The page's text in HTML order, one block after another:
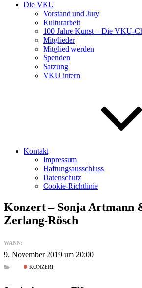
Die VKU
Vorstand und Jury
Kulturarbeit
100 Jahre Kunst – Die VKU-
Mitglieder
Mitglied werden
Spenden
Satzung
VKU intern
Kontakt
Impressum
Haftungsausschluss
Datenschutz
Cookie-Richtlinie
Konzert – Sonja Artmann
Zerlang-Rösch
WANN:
9. November 2019 um 20:00
KONZERT